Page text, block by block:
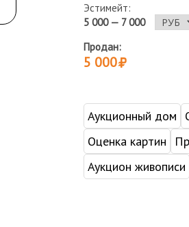
Эстимейт:
5 000 — 7 000
Продан:
5 000
Аукционный дом
Оценка картин
Аукцион живописи